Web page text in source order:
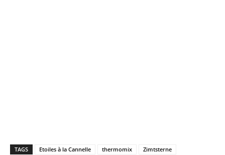
TAGS Etoiles à la Cannelle thermomix Zimtsterne